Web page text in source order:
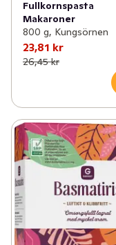
Fullkornspasta
Makaroner
800 g, Kungsörnen
23,81 kr
26,45 kr